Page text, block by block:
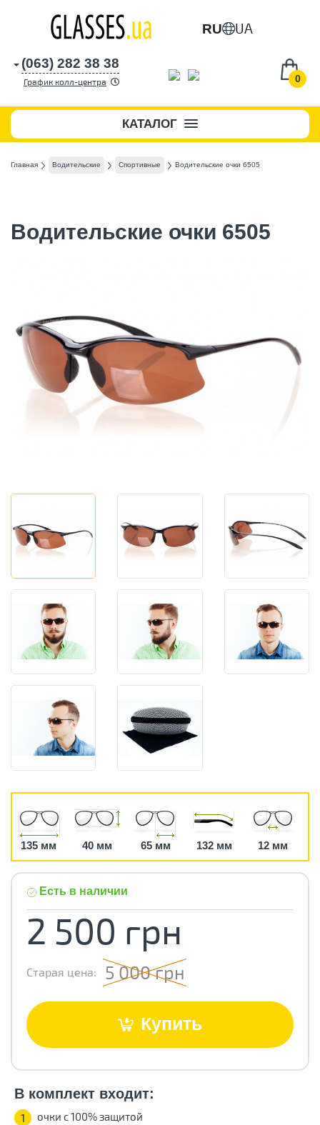
RU UA
0
(063) 282 38 38
График колл-центра
КАТАЛОГ
Главная Водительские Спортивные Водительские очки 6505
Водительские очки 6505
135 мм 40 мм 65 мм 132 мм 12 мм
Есть в наличии
2 500 грн
Старая цена: 5 000 грн
Купить
В комплект входит:
1 очки с 100% защитой